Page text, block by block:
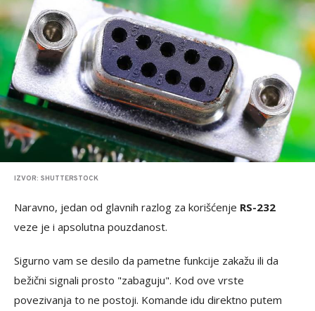
IZVOR: SHUTTERSTOCK
Naravno, jedan od glavnih razlog za korišćenje RS-232
veze je i apsolutna pouzdanost.
Sigurno vam se desilo da pametne funkcije zakažu ili da
bežični signali prosto "zabaguju". Kod ove vrste
povezivanja to ne postoji. Komande idu direktno putem